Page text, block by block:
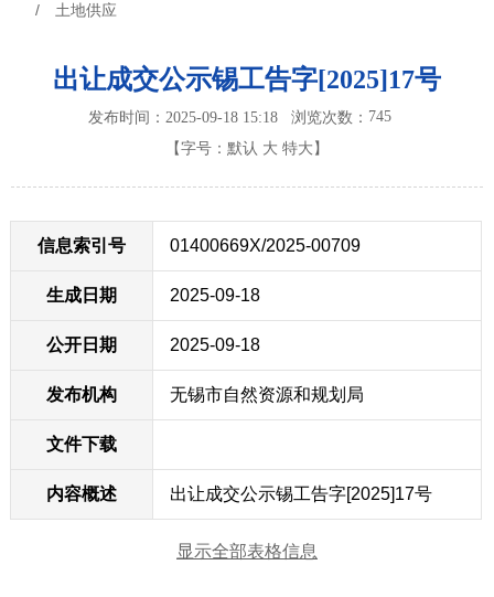
/
土地供应
出让成交公示锡工告字[2025]17号
发布时间：2025-09-18 15:18 浏览次数： 745
【字号： 默认 大 特大 】
信息索引号 01400669X/2025-00709
生成日期 2025-09-18
公开日期 2025-09-18
发布机构 无锡市自然资源和规划局
文件下载
内容概述 出让成交公示锡工告字[2025]17号
显示全部表格信息